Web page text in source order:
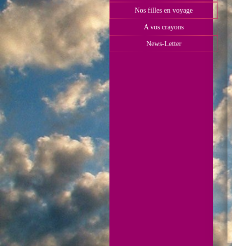
Nos filles en voyage
A vos crayons
News-Letter